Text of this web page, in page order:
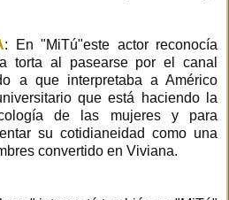
: En "MiTú"este actor reconocía
torta al pasearse por el canal
a que interpretaba a Américo
que está haciendo la
de las mujeres y para
su cotidianeidad como una
convertido en Viviana.